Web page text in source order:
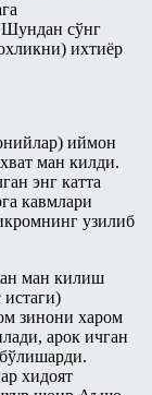
Шундан сўнг
ихтиёр
иймон
ман килди.
энг катта
кавмлари
узилиб
ман килиш
зинони харом
арок ичган
хидоят